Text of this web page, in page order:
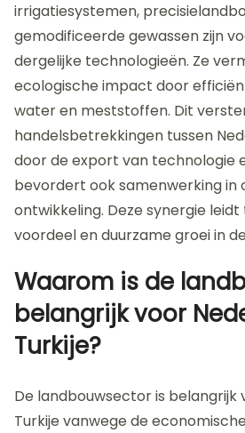
irrigatiesystemen,
gemodificeerde gewassen zijn
dergelijke technologieën. Ze
ecologische impact door
water en meststoffen. Dit
handelsbetrekkingen tussen
door de export van technologie
bevordert ook samenwerking in
ontwikkeling. Deze synergie
voordeel en duurzame groei in
Waarom is de
belangrijk voor
Turkije?
De landbouwsector is belangrijk
Turkije vanwege de